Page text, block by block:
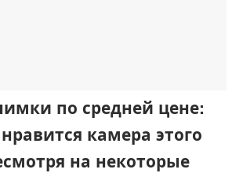
по средней цене:
камера этого
на некоторые